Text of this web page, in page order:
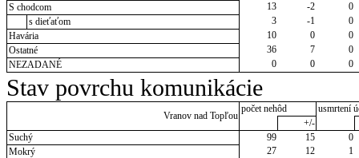
S chodcom
13 -2
0
s dieťaťom
3 -1
0
Havária
10 0
0
Ostatné
36 7
0
NEZADANÉ
0 0 0
Stav povrchu komunikácie
Vranov nad Topľou
počet nehôd
usmrtení
+/-
Suchý
99 15
0
Mokrý
27 12
1